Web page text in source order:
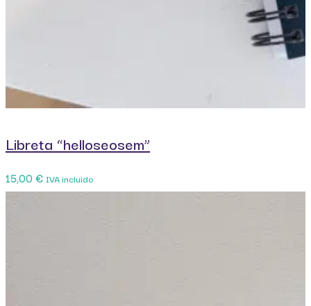
Libreta “helloseosem”
15,00 € IVA incluido